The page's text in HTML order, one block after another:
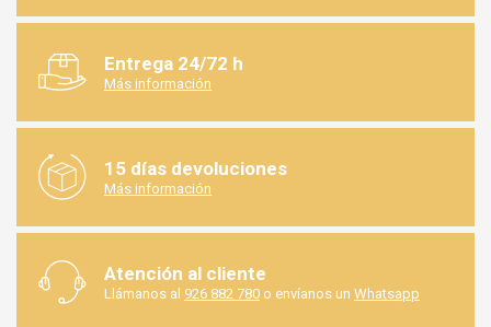
Entrega 24/72 h
Más información
15 días devoluciones
Más información
Atención al cliente
Llámanos al 926 882 780 o envíanos un Whatsapp